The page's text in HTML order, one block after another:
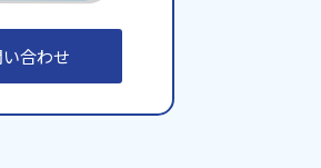
合わせ